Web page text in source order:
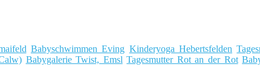
Babyschwimmen Eving Kinderyoga Hebertsfelden
Babygalerie Twist, Emsl Tagesmutter Rot an der Rot